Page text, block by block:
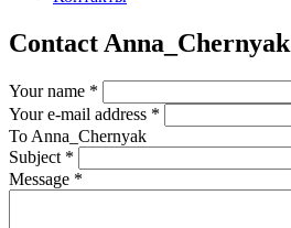
Contact Anna_Chernyak
Your name *
Your e-mail address *
To Anna_Chernyak
Subject *
Message *